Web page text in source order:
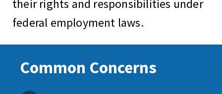
their rights and responsibilities under
federal employment laws.
Common Concerns